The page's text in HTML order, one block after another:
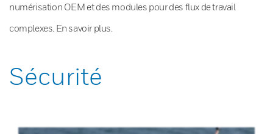
numérisation OEM et des modules pour des flux de travail
complexes. En savoir plus.
Sécurité